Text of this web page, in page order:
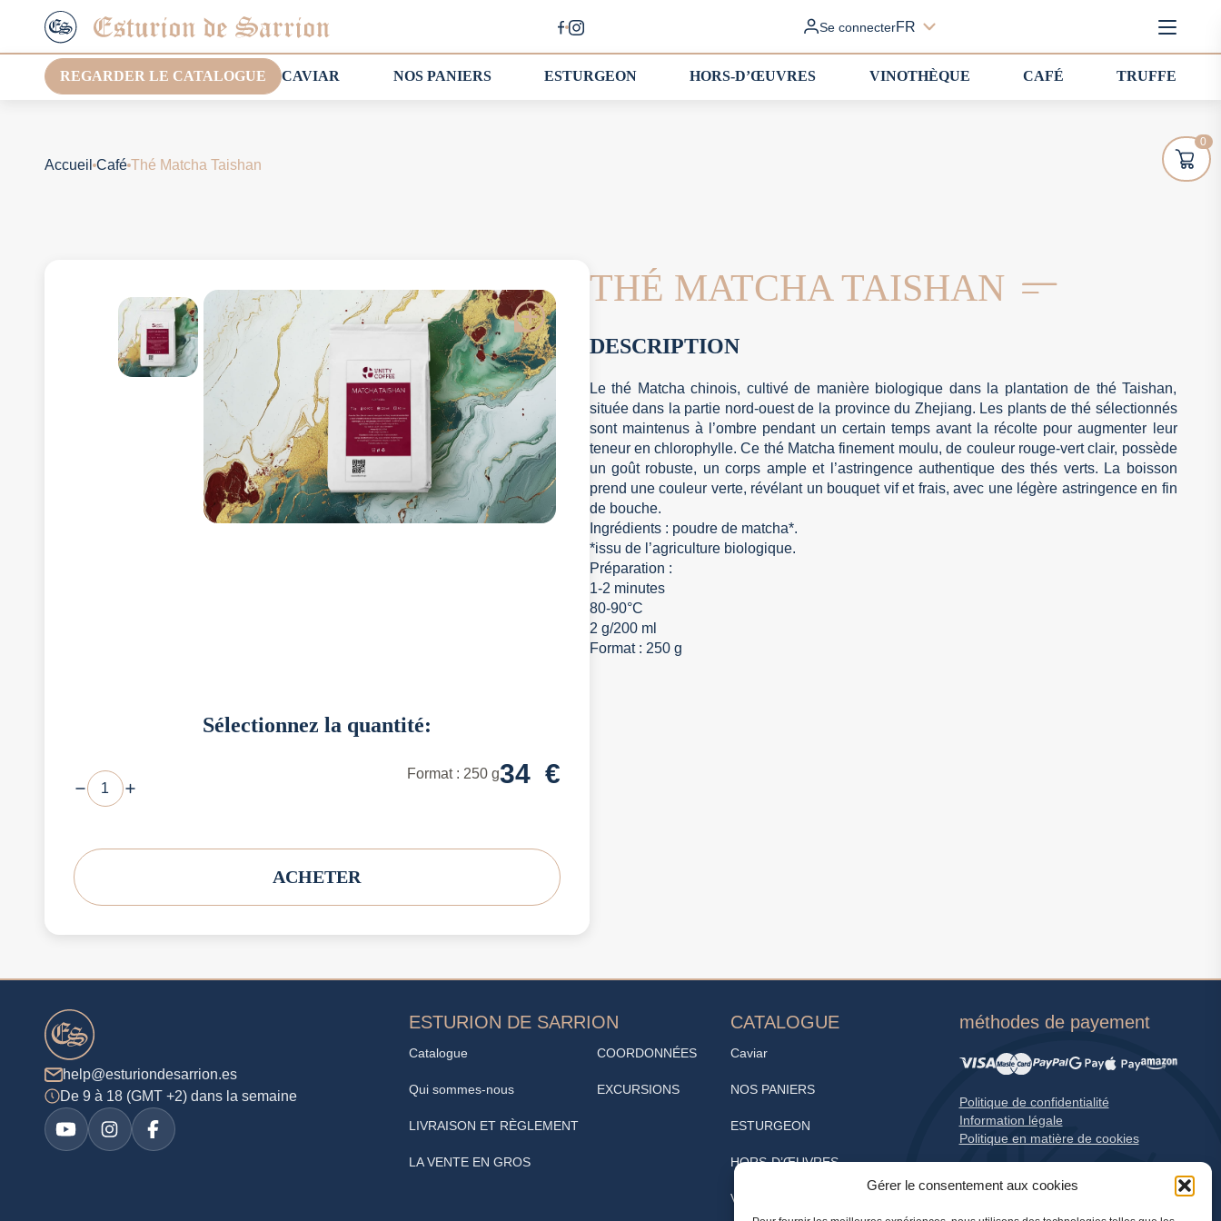
Gérer le consentement aux cookies
Se connecterFR
REGARDER LE CATALOGUE CAVIAR NOS PANIERS ESTURGEON HORS-D’ŒUVRES VINOTHÈQUE CAFÉ TRUFFE
Accueil Café Thé Matcha Taishan
Sélectionnez la quantité:
Format : 250 g34 €
ACHETER
THÉ MATCHA TAISHAN
DESCRIPTION
Le thé Matcha chinois, cultivé de manière biologique dans la plantation de thé Taishan,
située dans la partie nord-ouest de la province du Zhejiang. Les plants de thé sélectionnés
sont maintenus à l’ombre pendant un certain temps avant la récolte pour augmenter leur
teneur en chlorophylle. Ce thé Matcha finement moulu, de couleur rouge-vert clair, possède
un goût robuste, un corps ample et l’astringence authentique des thés verts. La boisson
prend une couleur verte, révélant un bouquet vif et frais, avec une légère astringence en fin
de bouche.
Ingrédients : poudre de matcha*.
*issu de l’agriculture biologique.
Préparation :
1-2 minutes
80-90°C
2 g/200 ml
Format : 250 g
help@esturiondesarrion.es
De 9 à 18 (GMT +2) dans la semaine
ESTURION DE SARRION
Catalogue
Qui sommes-nous
LIVRAISON ET RÈGLEMENT
LA VENTE EN GROS
COORDONNÉES
EXCURSIONS
CATALOGUE
Caviar
NOS PANIERS
ESTURGEON
HORS-D’ŒUVRES
VINOTHÈQUE
méthodes de payement
Politique de confidentialité
Information légale
Politique en matière de cookies
0